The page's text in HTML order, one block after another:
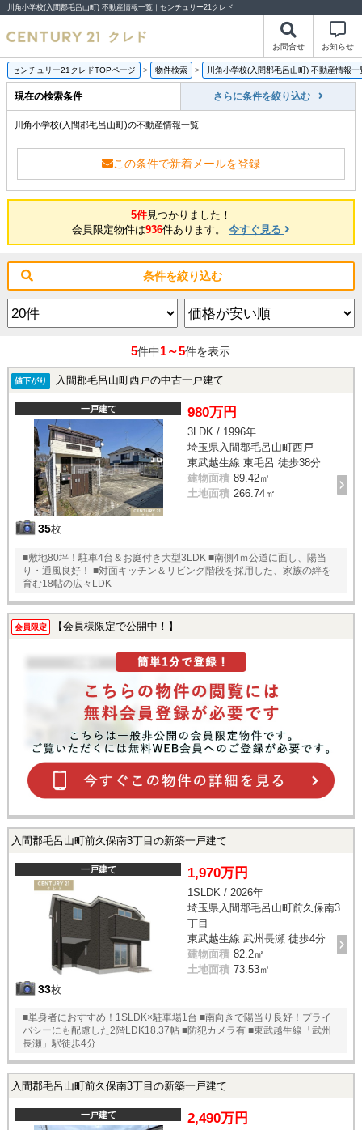
川角小学校(入間郡毛呂山町) 不動産情報一覧｜センチュリー21クレド
お問合せ お知らせ
センチュリー21クレドTOPページ > 物件検索 > 川角小学校(入間郡毛呂山町) 不動産情報一
現在の検索条件 さらに条件を絞り込む
川角小学校(入間郡毛呂山町)の不動産情報一覧
この条件で新着メールを登録
5件見つかりました！
会員限定物件は936件あります。 今すぐ見る
条件を絞り込む
5件中1～5件を表示
値下がり 入間郡毛呂山町西戸の中古一戸建て
一戸建て
35枚
980万円
3LDK / 1996年
埼玉県入間郡毛呂山町西戸
東武越生線 東毛呂 徒歩38分
建物面積 89.42㎡
土地面積 266.74㎡
■敷地80坪！駐車4台＆お庭付き大型3LDK ■南側4ｍ公道に面し、陽当
り・通風良好！ ■対面キッチン＆リビング階段を採用した、家族の絆を
育む18帖の広々LDK
会員限定 【会員様限定で公開中！】
入間郡毛呂山町前久保南3丁目の新築一戸建て
一戸建て
33枚
1,970万円
1SLDK / 2026年
埼玉県入間郡毛呂山町前久保南3
丁目
東武越生線 武州長瀬 徒歩4分
建物面積 82.2㎡
土地面積 73.53㎡
■単身者におすすめ！1SLDK×駐車場1台 ■南向きで陽当り良好！プライ
バシーにも配慮した2階LDK18.37帖 ■防犯カメラ有 ■東武越生線「武州
長瀬」駅徒歩4分
入間郡毛呂山町前久保南3丁目の新築一戸建て
一戸建て 2,490万円